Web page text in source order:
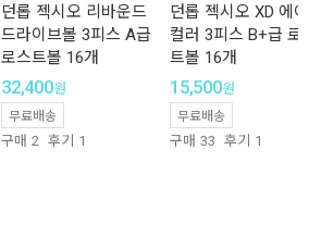
던롭 젝시오 리바운드
드라이브볼 3피스 A급
로스트볼 16개
32,400원
무료배송
구매 2 후기 1
던롭 젝시오 XD 에
컬러 3피스 B+급 로
트볼 16개
15,500원
무료배송
구매 33 후기 1